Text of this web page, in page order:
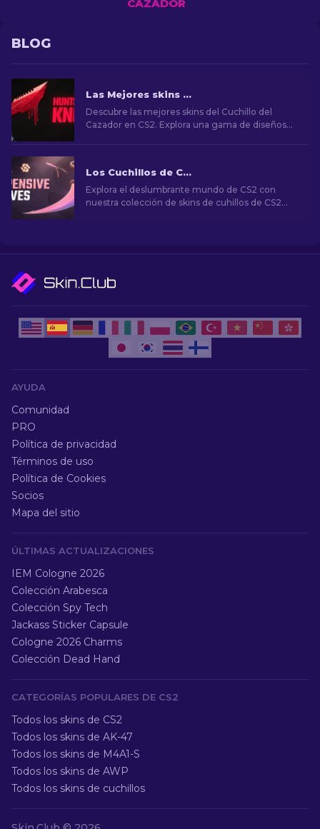
CAZADOR
BLOG
Las Mejores skins para el cuchillo del Cazador en CS2 [2026]
Descubre las mejores skins del Cuchillo del
Cazador en CS2. Explora una gama de diseños
Los Cuchillos de CS2 Más Caros [2026]
Explora el deslumbrante mundo de CS2 con
nuestra colección de skins de cuhillos de CS2
AYUDA
Comunidad
PRO
Política de privacidad
Términos de uso
Política de Cookies
Socios
Mapa del sitio
ÚLTIMAS ACTUALIZACIONES
IEM Cologne 2026
Colección Arabesca
Colección Spy Tech
Jackass Sticker Capsule
Cologne 2026 Charms
Colección Dead Hand
CATEGORÍAS POPULARES DE CS2
Todos los skins de CS2
Todos los skins de AK-47
Todos los skins de M4A1-S
Todos los skins de AWP
Todos los skins de cuchillos